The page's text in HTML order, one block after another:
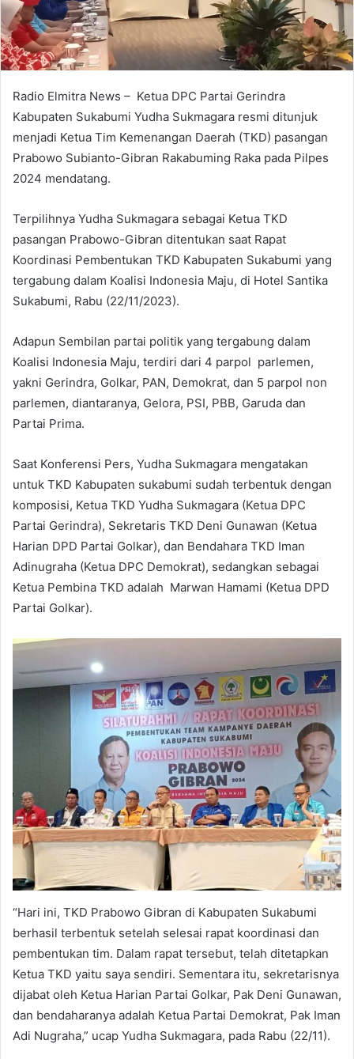
Radio Elmitra News – Ketua DPC Partai Gerindra
Kabupaten Sukabumi Yudha Sukmagara resmi ditunjuk
menjadi Ketua Tim Kemenangan Daerah (TKD) pasangan
Prabowo Subianto-Gibran Rakabuming Raka pada Pilpes
2024 mendatang.
Terpilihnya Yudha Sukmagara sebagai Ketua TKD
pasangan Prabowo-Gibran ditentukan saat Rapat
Koordinasi Pembentukan TKD Kabupaten Sukabumi yang
tergabung dalam Koalisi Indonesia Maju, di Hotel Santika
Sukabumi, Rabu (22/11/2023).
Adapun Sembilan partai politik yang tergabung dalam
Koalisi Indonesia Maju, terdiri dari 4 parpol parlemen,
yakni Gerindra, Golkar, PAN, Demokrat, dan 5 parpol non
parlemen, diantaranya, Gelora, PSI, PBB, Garuda dan
Partai Prima.
Saat Konferensi Pers, Yudha Sukmagara mengatakan
untuk TKD Kabupaten sukabumi sudah terbentuk dengan
komposisi, Ketua TKD Yudha Sukmagara (Ketua DPC
Partai Gerindra), Sekretaris TKD Deni Gunawan (Ketua
Harian DPD Partai Golkar), dan Bendahara TKD Iman
Adinugraha (Ketua DPC Demokrat), sedangkan sebagai
Ketua Pembina TKD adalah Marwan Hamami (Ketua DPD
Partai Golkar).
“Hari ini, TKD Prabowo Gibran di Kabupaten Sukabumi
berhasil terbentuk setelah selesai rapat koordinasi dan
pembentukan tim. Dalam rapat tersebut, telah ditetapkan
Ketua TKD yaitu saya sendiri. Sementara itu, sekretarisnya
dijabat oleh Ketua Harian Partai Golkar, Pak Deni Gunawan,
dan bendaharanya adalah Ketua Partai Demokrat, Pak Iman
Adi Nugraha,” ucap Yudha Sukmagara, pada Rabu (22/11).